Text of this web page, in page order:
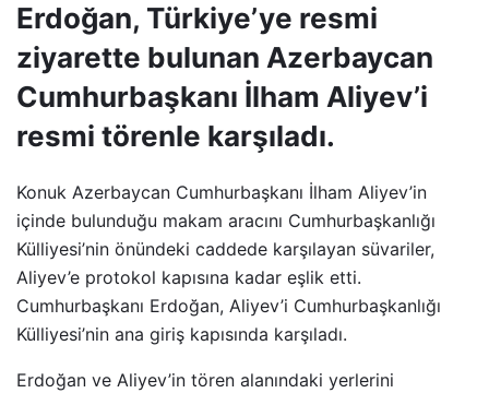
Erdoğan, Türkiye’ye resmi
ziyarette bulunan Azerbaycan
Cumhurbaşkanı İlham Aliyev’i
resmi törenle karşıladı.
Konuk Azerbaycan Cumhurbaşkanı İlham Aliyev’in
içinde bulunduğu makam aracını Cumhurbaşkanlığı
Külliyesi’nin önündeki caddede karşılayan süvariler,
Aliyev’e protokol kapısına kadar eşlik etti.
Cumhurbaşkanı Erdoğan, Aliyev’i Cumhurbaşkanlığı
Külliyesi’nin ana giriş kapısında karşıladı.
Erdoğan ve Aliyev’in tören alanındaki yerlerini